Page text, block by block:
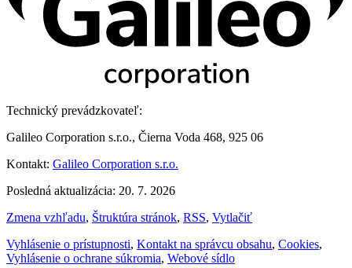
Technický prevádzkovateľ:
Galileo Corporation s.r.o., Čierna Voda 468, 925 06
Kontakt: Galileo Corporation s.r.o.
Posledná aktualizácia: 20. 7. 2026
Zmena vzhľadu, Štruktúra stránok, RSS, Vytlačiť
Vyhlásenie o prístupnosti, Kontakt na správcu obsahu, Cookies,
Vyhlásenie o ochrane súkromia, Webové sídlo